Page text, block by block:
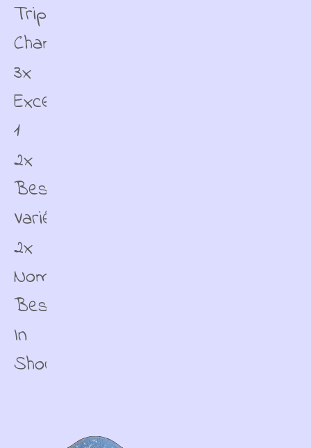
Triple
Champion
3x
Excellent
1
2x
Best
Variété
2x
Nominé
Best
In
Show